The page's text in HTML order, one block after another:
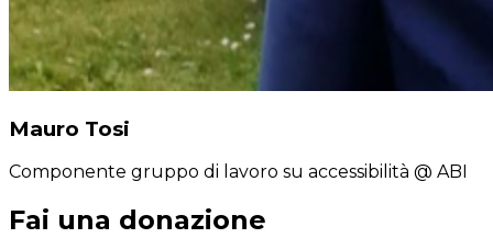
Mauro Tosi
Componente gruppo di lavoro su accessibilità @ ABI
Fai una donazione